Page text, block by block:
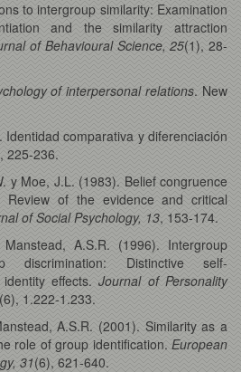
to intergroup similarity: Examination
and the similarity attraction
of Behavioural Science, 25(1), 28-
of interpersonal relations. New
comparativa y diferenciación
, 225-236.
y Moe, J.L. (1983). Belief congruence
Review of the evidence and critical
of Social Psychology, 13, 153-174.
A.S.R. (1996). Intergroup
discrimination: Distinctive self-
identity effects.Journal of Personality
(6), 1.222-1.233.
A.S.R. (2001). Similarity as a
role of group identification. European
31(6), 621-640.